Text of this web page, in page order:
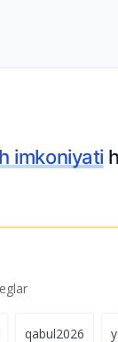
imkoniyati
qabul2026